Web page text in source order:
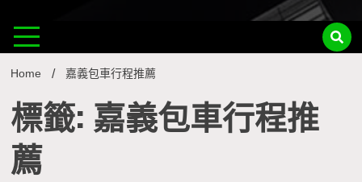
Home 嘉義包車行程推薦
標籤: 嘉義包車行程推
薦